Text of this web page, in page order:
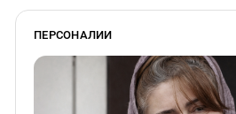
ПЕРСОНАЛИИ